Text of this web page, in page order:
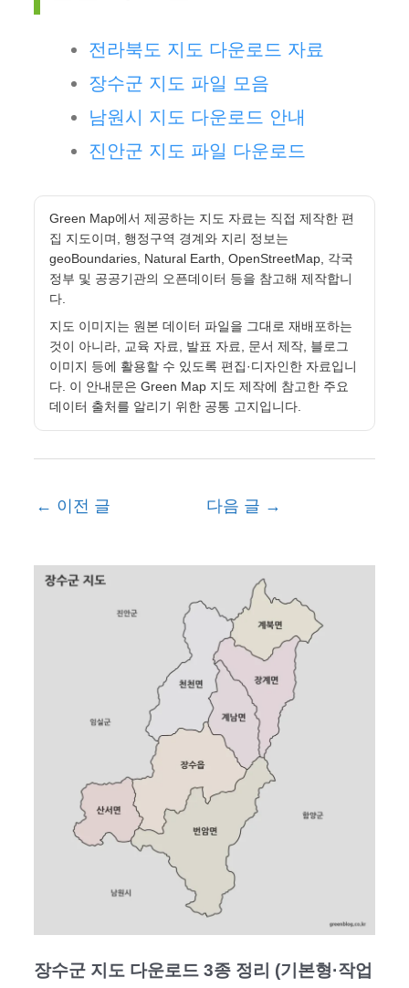
전라북도 지도 다운로드 자료
장수군 지도 파일 모음
남원시 지도 다운로드 안내
진안군 지도 파일 다운로드
Green Map에서 제공하는 지도 자료는 직접 제작한 편
집 지도이며, 행정구역 경계와 지리 정보는
geoBoundaries, Natural Earth, OpenStreetMap, 각국
정부 및 공공기관의 오픈데이터 등을 참고해 제작합니
다.
지도 이미지는 원본 데이터 파일을 그대로 재배포하는
것이 아니라, 교육 자료, 발표 자료, 문서 제작, 블로그
이미지 등에 활용할 수 있도록 편집·디자인한 자료입니
다. 이 안내문은 Green Map 지도 제작에 참고한 주요
데이터 출처를 알리기 위한 공통 고지입니다.
← 이전 글 다음 글 →
장수군 지도 다운로드 3종 정리 (기본형·작업